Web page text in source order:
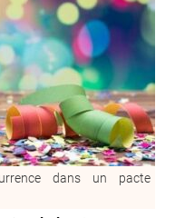
dans un pacte